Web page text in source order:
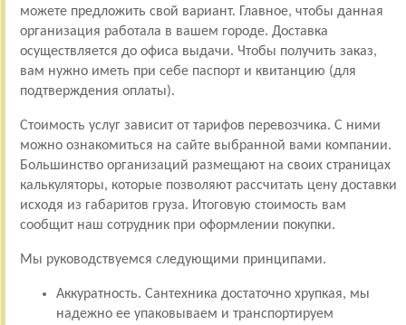
можете предложить свой вариант. Главное, чтобы данная
организация работала в вашем городе. Доставка
осуществляется до офиса выдачи. Чтобы получить заказ,
вам нужно иметь при себе паспорт и квитанцию (для
подтверждения оплаты).
Стоимость услуг зависит от тарифов перевозчика. С ними
можно ознакомиться на сайте выбранной вами компании.
Большинство организаций размещают на своих страницах
калькуляторы, которые позволяют рассчитать цену доставки
исходя из габаритов груза. Итоговую стоимость вам
сообщит наш сотрудник при оформлении покупки.
Мы руководствуемся следующими принципами.
Аккуратность. Сантехника достаточно хрупкая, мы
надежно ее упаковываем и транспортируем